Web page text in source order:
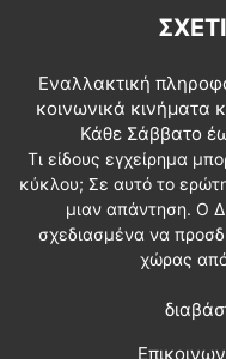
Εναλλακτική
κοινωνικά κινήματα
Κάθε Σάββατο
Τι είδους εγχείρημα
κύκλου; Σε αυτό το
μιαν απάντηση. Ο
σχεδιασμένα να
χώρας